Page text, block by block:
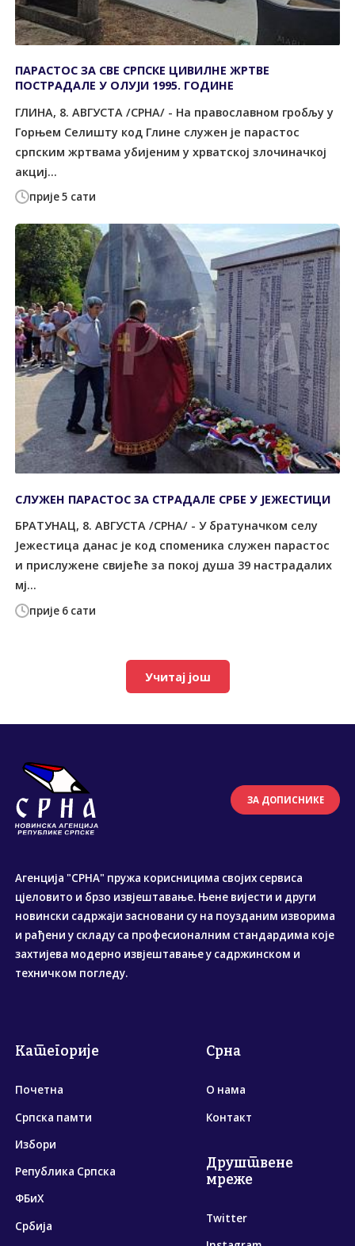
прије 5 сати
ПАРАСТОС ЗА СВЕ СРПСКЕ ЦИВИЛНЕ ЖРТВЕ
ПОСТРАДАЛЕ У ОЛУЈИ 1995. ГОДИНЕ
ГЛИНА, 8. АВГУСTА /СРНА/ - На православном гробљу у
Горњем Селишту код Глине служен је парастос
српским жртвама убијеним у хрватској злочиначкој
акциј...
прије 6 сати
СЛУЖЕН ПАРАСТОС ЗА СТРАДАЛЕ СРБЕ У ЈЕЖЕСТИЦИ
БРАТУНАЦ, 8. АВГУСТА /СРНА/ - У братуначком селу
Јежестица данас је код споменика служен парастос
и прислужене свијеће за покој душа 39 настрадалих
мј...
Учитај још
ЗА ДОПИСНИКЕ
Агенција "СРНА" пружа корисницима својих сервиса
цјеловито и брзо извјештавање. Њене вијести и други
новински садржаји засновани су на поузданим изворима
и рађени у складу са професионалним стандардима које
захтијева модерно извјештавање у садржинском и
техничком погледу.
Категорије
Почетна
Српска памти
Избори
Република Српска
ФБиХ
Србија
Срна
О нама
Контакт
Друштвене
мреже
Twitter